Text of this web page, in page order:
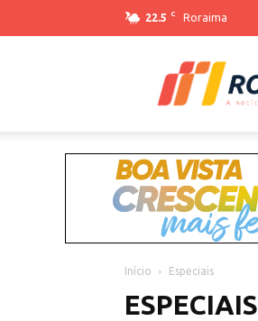
22.5 C Roraima
Início Especiais
ESPECIAIS